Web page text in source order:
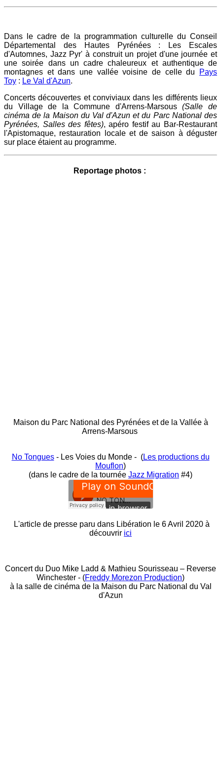
Dans le cadre de la programmation culturelle du Conseil
Départemental des Hautes Pyrénées : Les Escales
d'Automnes, Jazz Pyr' à construit un projet d'une journée et
une soirée dans un cadre chaleureux et authentique de
montagnes et dans une vallée voisine de celle du
Pays
Toy : Le Val d'Azun.
Concerts découvertes et conviviaux dans les différents lieux
du Village de la Commune d'Arrens-Marsous(Salle de
cinéma de la Maison du Val d'Azun et du Parc National des
Pyrénées, Salles des fêtes), apéro festif au Bar-Restaurant
l'Apistomaque, restauration locale et de saison à déguster
sur place étaient au programme.
Reportage photos :
Maison du Parc National des Pyrénées et de la Vallée à
Arrens-Marsous
No Tongues- Les Voies du Monde - (Les productions du
Mouflon)
(dans le cadre de la tournée Jazz Migration #4)
L'article de presse paru dans Libération le 6 Avril 2020 à
découvrir ici
Concert du Duo Mike Ladd & Mathieu Sourisseau – Reverse
Winchester - (Freddy Morezon Production)
à la salle de cinéma de la Maison du Parc National du Val
d'Azun